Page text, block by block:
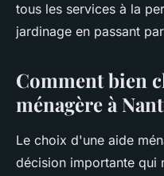
tous les services à la
jardinage en passant
Comment bien
ménagère à
Le choix d'une aide
décision importante qui